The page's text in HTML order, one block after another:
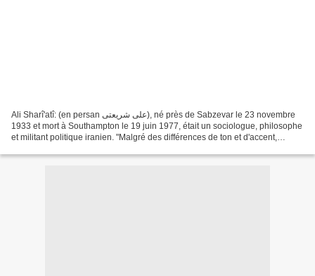
Ali Sharî'atî: (en persan علی شريعتی), né près de Sabzevar le 23 novembre
1933 et mort à Southampton le 19 juin 1977, était un sociologue, philosophe
et militant politique iranien. "Malgré des différences de ton et d'accent,